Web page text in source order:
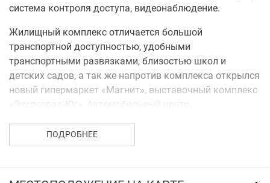
система контроля доступа, видеонаблюдение.
Жилищный комплекс отличается большой
транспортной доступностью, удобными
транспортными развязками, близостью школ и
детских садов, а так же напротив комплекса открылся
новый гипермаркет «Магнит», выставочный комплекс
«Экспоград-Юг», Автомобильный центр.
ПОДРОБНЕЕ